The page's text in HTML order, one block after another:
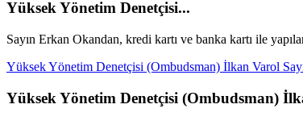
Yüksek Yönetim Denetçisi...
Sayın Erkan Okandan, kredi kartı ve banka kartı ile
Yüksek Yönetim Denetçisi (Ombudsman) İlkan Varol
Yüksek Yönetim Denetçisi (Ombudsman)